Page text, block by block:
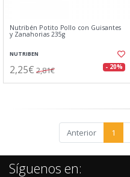
Nutribén Potito Pollo con Guisantes
y Zanahorias 235g
NUTRIBEN
2,25€ 2,81€ - 20%
Anterior 1
Síguenos en: